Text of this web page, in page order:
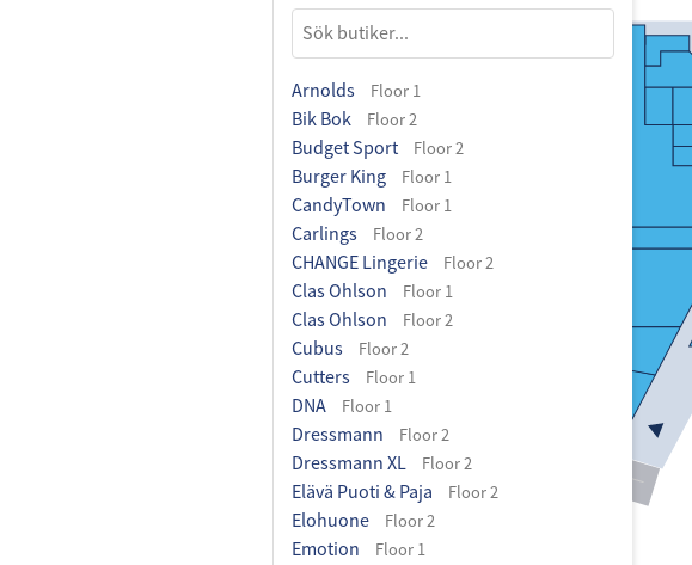
Arnolds Floor 1
Bik Bok Floor 2
Budget Sport Floor 2
Burger King Floor 1
CandyTown Floor 1
Carlings Floor 2
CHANGE Lingerie Floor 2
Clas Ohlson Floor 1
Clas Ohlson Floor 2
Cubus Floor 2
Cutters Floor 1
DNA Floor 1
Dressmann Floor 2
Dressmann XL Floor 2
Elävä Puoti & Paja Floor 2
Elohuone Floor 2
Emotion Floor 1